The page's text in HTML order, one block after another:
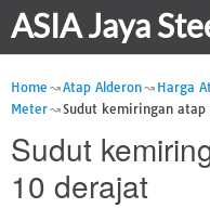
ASIA Jaya
Home Atap Alderon
Harga
Meter
Sudut kemiringan
Sudut
10 derajat